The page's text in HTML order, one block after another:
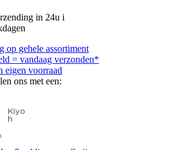
in 24u i
op gehele assortiment
= vandaag verzonden*
eigen voorraad
ons met een: